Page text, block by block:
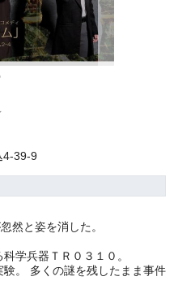
4-39-9
然と姿を消した。
学兵器ＴＲ０３１０。
。 多くの謎を残したまま事件